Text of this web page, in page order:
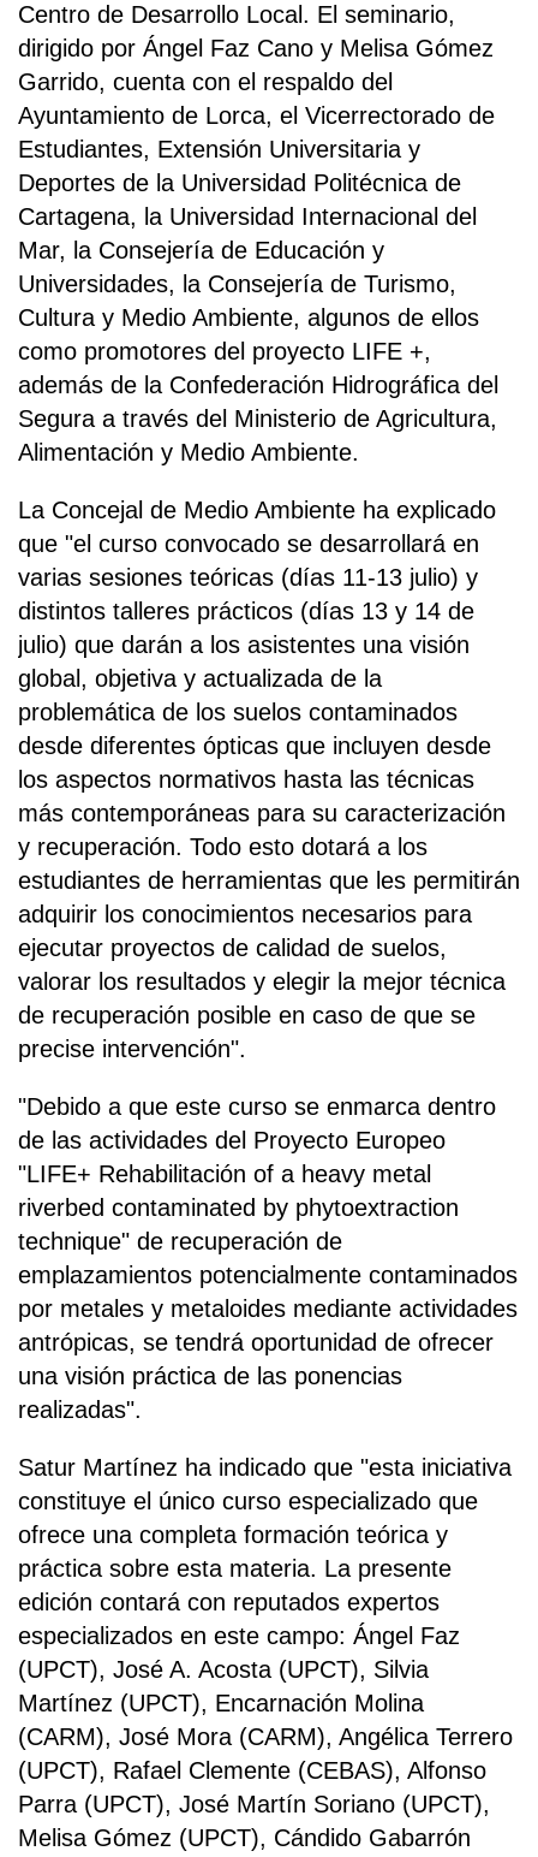
Centro de Desarrollo Local. El seminario,
dirigido por Ángel Faz Cano y Melisa Gómez
Garrido, cuenta con el respaldo del
Ayuntamiento de Lorca, el Vicerrectorado de
Estudiantes, Extensión Universitaria y
Deportes de la Universidad Politécnica de
Cartagena, la Universidad Internacional del
Mar, la Consejería de Educación y
Universidades, la Consejería de Turismo,
Cultura y Medio Ambiente, algunos de ellos
como promotores del proyecto LIFE +,
además de la Confederación Hidrográfica del
Segura a través del Ministerio de Agricultura,
Alimentación y Medio Ambiente.
La Concejal de Medio Ambiente ha explicado
que "el curso convocado se desarrollará en
varias sesiones teóricas (días 11-13 julio) y
distintos talleres prácticos (días 13 y 14 de
julio) que darán a los asistentes una visión
global, objetiva y actualizada de la
problemática de los suelos contaminados
desde diferentes ópticas que incluyen desde
los aspectos normativos hasta las técnicas
más contemporáneas para su caracterización
y recuperación. Todo esto dotará a los
estudiantes de herramientas que les permitirán
adquirir los conocimientos necesarios para
ejecutar proyectos de calidad de suelos,
valorar los resultados y elegir la mejor técnica
de recuperación posible en caso de que se
precise intervención".
"Debido a que este curso se enmarca dentro
de las actividades del Proyecto Europeo
"LIFE+ Rehabilitación of a heavy metal
riverbed contaminated by phytoextraction
technique" de recuperación de
emplazamientos potencialmente contaminados
por metales y metaloides mediante actividades
antrópicas, se tendrá oportunidad de ofrecer
una visión práctica de las ponencias
realizadas".
Satur Martínez ha indicado que "esta iniciativa
constituye el único curso especializado que
ofrece una completa formación teórica y
práctica sobre esta materia. La presente
edición contará con reputados expertos
especializados en este campo: Ángel Faz
(UPCT), José A. Acosta (UPCT), Silvia
Martínez (UPCT), Encarnación Molina
(CARM), José Mora (CARM), Angélica Terrero
(UPCT), Rafael Clemente (CEBAS), Alfonso
Parra (UPCT), José Martín Soriano (UPCT),
Melisa Gómez (UPCT), Cándido Gabarrón